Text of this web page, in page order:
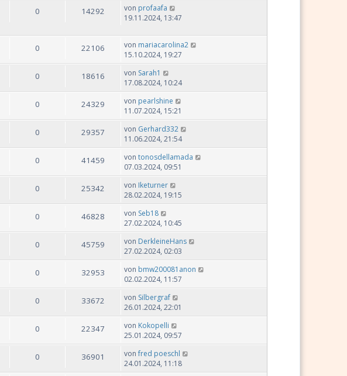
0 14292 von profaafa
19.11.2024, 13:47
0 22106 von mariacarolina2
15.10.2024, 19:27
0 18616 von Sarah1
17.08.2024, 10:24
0 24329 von pearlshine
11.07.2024, 15:21
0 29357 von Gerhard332
11.06.2024, 21:54
0 41459 von tonosdellamada
07.03.2024, 09:51
0 25342 von Iketurner
28.02.2024, 19:15
0 46828 von Seb18
27.02.2024, 10:45
0 45759 von DerkleineHans
27.02.2024, 02:03
0 32953 von bmw200081anon
02.02.2024, 11:57
0 33672 von Silbergraf
26.01.2024, 22:01
0 22347 von Kokopelli
25.01.2024, 09:57
0 36901 vonfred poeschl
24.01.2024, 11:18